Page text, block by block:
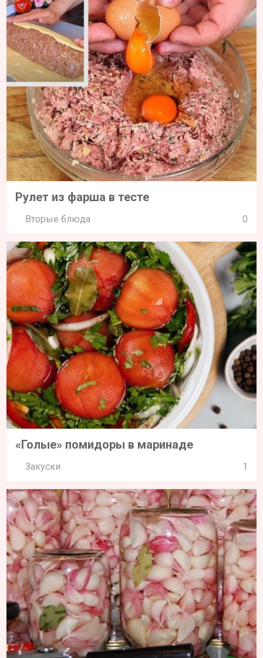
Рулет из фарша в тесте
Вторые блюда 0
«Голые» помидоры в маринаде
Закуски 1